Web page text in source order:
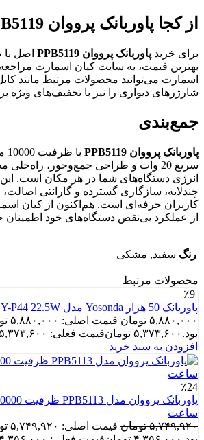
از کجا پاوربانک پرووان PPB5119 بخریم؟
برای خرید پاوربانک پرووان PPB5119
اصل
بهترین قیمت، به سایت کیان اسمارت مراجعه
اسمارت می‌توانید محصولات مرتبط مانند
شارژرهای دیواری را نیز با تخفیف‌های ویژه
جمع‌بندی
پاوربانک پرووان PPB5119
سریع 20 وات و طراحی جمع‌وجور،
انرژی دستگاه‌های شما در هر مکان است.
چندلایه، سازگاری گسترده و گارانتی اصالت،
کاربران حرفه‌ای است. هم‌اکنون از کیان
از عملکرد بی‌نقص دستگاه‌های خود اطمینان
رنگ سفید, مشکی
محصولات مرتبط
٪9
پاوربانک 50 هزار Yosonda مدل Y-P44 22.5W همراه با کابل
۵,۸۸۰,۰۰۰ تومان
قیمت
بود. ۵,۳۷۳,۶۰۰ تومانقیمت فعلی: ۵,۳۷۳,۶۰۰ تومان.
افزودن به سبد خرید
٪24
ساعت
۵,۷۴۹,۹۲۰ تومان
قیمت